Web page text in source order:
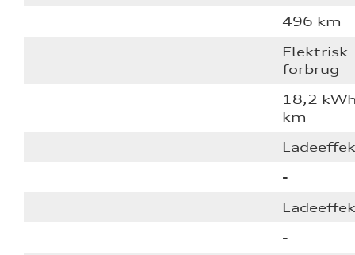
496 km
Elektrisk
forbrug
18,2
km
-
-